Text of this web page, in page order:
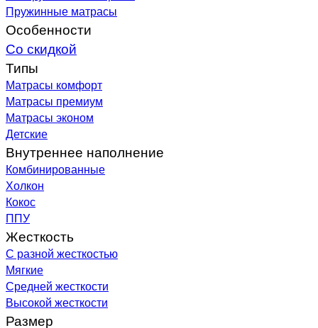
Пружинные матрасы
Особенности
Со скидкой
Типы
Матрасы комфорт
Матрасы премиум
Матрасы эконом
Детские
Внутреннее наполнение
Комбинированные
Холкон
Кокос
ППУ
Жесткость
С разной жесткостью
Мягкие
Средней жесткости
Высокой жесткости
Размер